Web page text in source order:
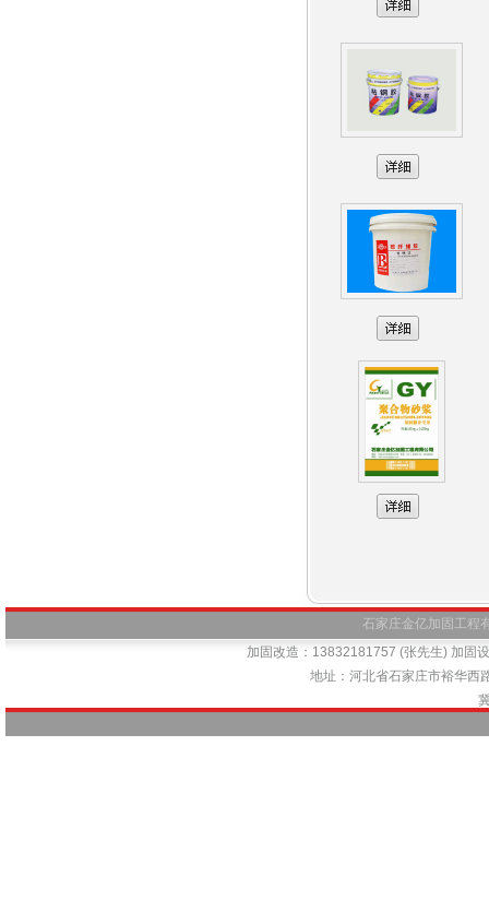
石家庄金亿加固工程
加固改造：13832181757 (张先生) 加固
地址：河北省石家庄市裕华西